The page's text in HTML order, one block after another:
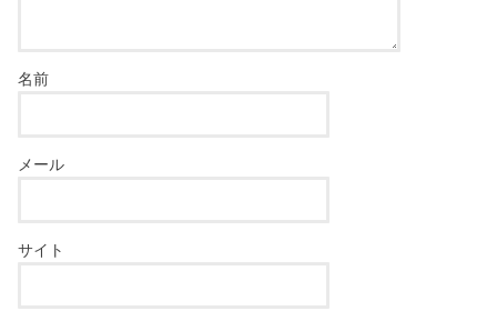
名前
メール
サイト